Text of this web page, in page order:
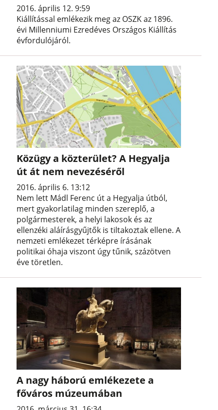
2016. április 12. 9:59
Kiállítással emlékezik meg az OSZK az 1896.
évi Millenniumi Ezredéves Országos Kiállítás
évfordulójáról.
Közügy a közterület? A Hegyalja
út át nem nevezéséről
2016. április 6. 13:12
Nem lett Mádl Ferenc út a Hegyalja útból,
mert gyakorlatilag minden szereplő, a
polgármesterek, a helyi lakosok és az
ellenzéki aláírásgyűjtők is tiltakoztak ellene. A
nemzeti emlékezet térképre írásának
politikai óhaja viszont úgy tűnik, százötven
éve töretlen.
A nagy háború emlékezete a
főváros múzeumában